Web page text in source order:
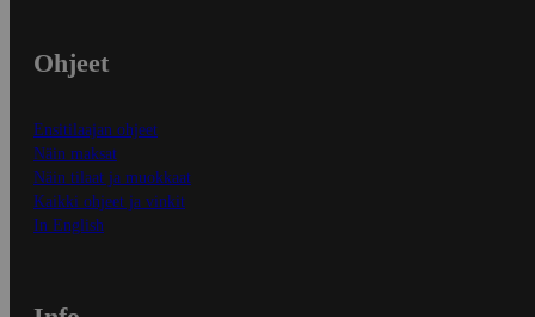
Ohjeet
Ensitilaajan ohjeet
Näin maksat
Näin tilaat ja muokkaat
Kaikki ohjeet ja vinkit
In English